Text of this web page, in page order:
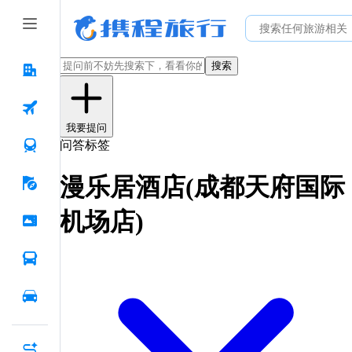
搜索
我要提问
问答标签
漫乐居酒店(成都天府国际
机场店)